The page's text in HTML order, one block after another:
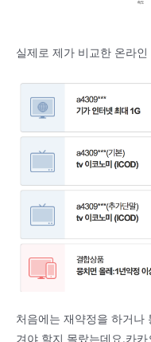
실제로 제가 비교한 온라
처음에는 재약정을 하거나
겨야 할지 몰랐는데요.카